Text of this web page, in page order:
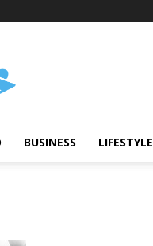
BUSINESS LIFESTYLE